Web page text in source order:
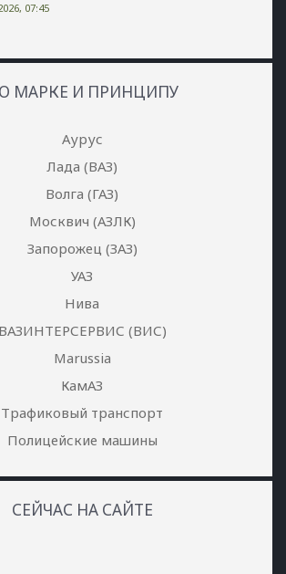
07:45
МАРКЕ И ПРИНЦИПУ
Аурус
Лада (ВАЗ)
Волга (ГАЗ)
Москвич (АЗЛК)
Запорожец (ЗАЗ)
УАЗ
Нива
ВАЗИНТЕРСЕРВИС (ВИС)
Marussia
КамАЗ
Трафиковый транспорт
Полицейские машины
СЕЙЧАС НА САЙТЕ